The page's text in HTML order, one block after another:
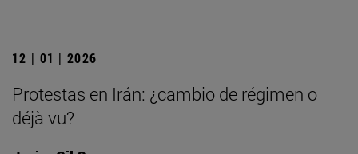
12 | 01 | 2026
Protestas en Irán: ¿cambio de régimen o
déjà vu?